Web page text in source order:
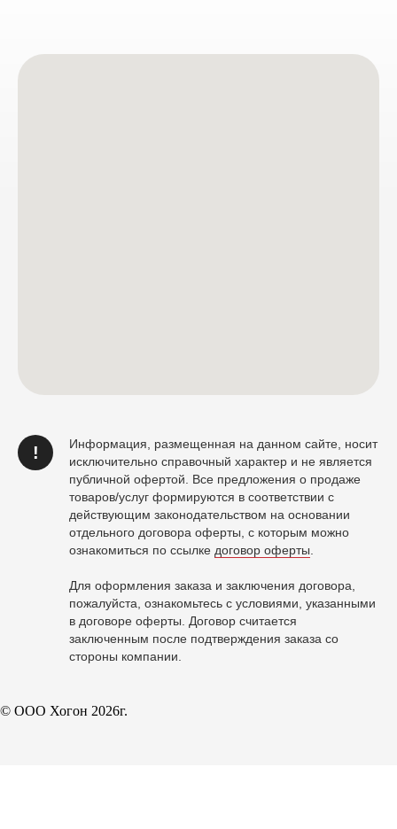
!
Информация, размещенная на данном сайте, носит
исключительно справочный характер и не является
публичной офертой. Все предложения о продаже
товаров/услуг формируются в соответствии с
действующим законодательством на основании
отдельного договора оферты, с которым можно
ознакомиться по ссылке договор оферты
Для оформления заказа и заключения договора,
пожалуйста, ознакомьтесь с условиями, указанными
в договоре оферты. Договор считается
заключенным после подтверждения заказа со
стороны компании.